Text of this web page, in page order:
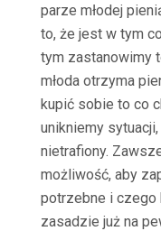
parze młodej
to, że jest w tym
tym zastanowimy
młoda otrzyma
kupić sobie to co
unikniemy
nietrafiony.
możliwość, aby
potrzebne i czego
zasadzie już na